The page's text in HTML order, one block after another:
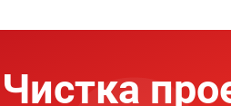
Чистка